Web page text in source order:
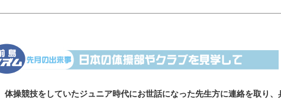
体操競技をしていたジュニア時代にお世話になった先生方に連絡を取り、